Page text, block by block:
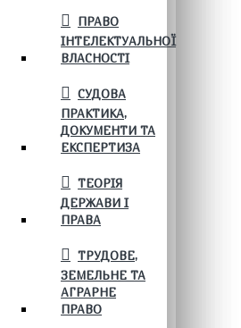
ПРАВО
ІНТЕЛЕКТУАЛЬНОЇ
ВЛАСНОСТІ
СУДОВА
ПРАКТИКА,
ДОКУМЕНТИ ТА
ЕКСПЕРТИЗА
ТЕОРІЯ
ДЕРЖАВИ І
ПРАВА
ТРУДОВЕ,
ЗЕМЕЛЬНЕ ТА
АГРАРНЕ
ПРАВО